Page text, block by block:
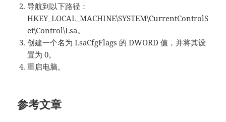
导航到以下路径：
HKEY_LOCAL_MACHINE\SYSTEM\CurrentControlS
et\Control\Lsa。
创建一个名为 LsaCfgFlags 的 DWORD 值，并将其设
置为 0。
重启电脑。
参考文章